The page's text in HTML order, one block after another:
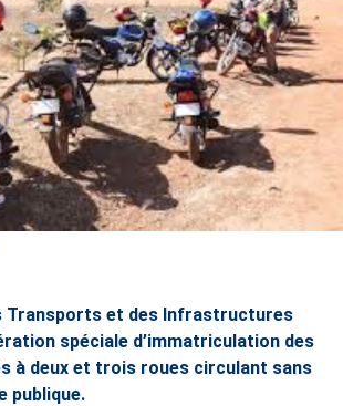
Transports et des Infrastructures
spéciale d’immatriculation des
à deux et trois roues circulant sans
publique.